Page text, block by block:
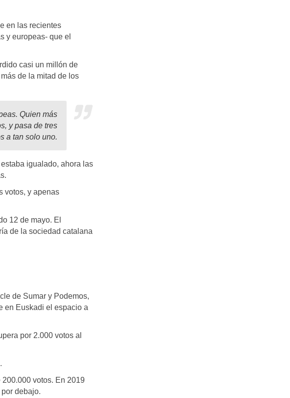
en las recientes
y europeas- que el
casi un millón de
de la mitad de los
. Quien más
y pasa de tres
a tan solo uno.
igualado, ahora las
votos, y apenas
12 de mayo. El
de la sociedad catalana
de Sumar y Podemos,
en Euskadi el espacio a
por 2.000 votos al
votos. En 2019
debajo.